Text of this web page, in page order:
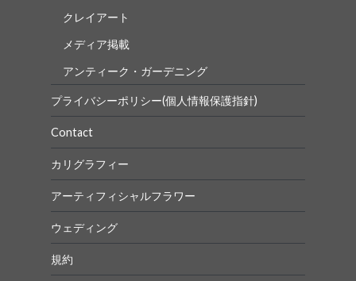
クレイアート
メディア掲載
アンティーク・ガーデニング
プライバシーポリシー(個人情報保護指針)
Contact
カリグラフィー
アーティフィシャルフラワー
ウェディング
規約